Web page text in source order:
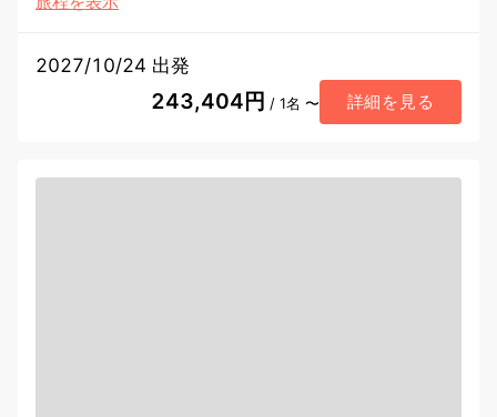
2027/10/24 出発
243,404円 / 1名 〜 詳細を見る